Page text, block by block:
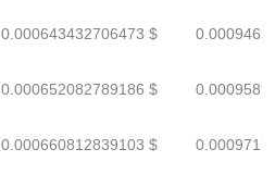
0.000643432706473 $
0.000652082789186 $
0.000660812839103 $